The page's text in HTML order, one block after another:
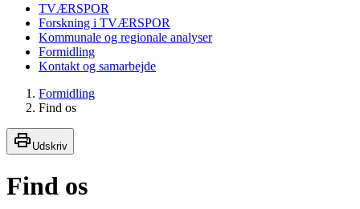
TVÆRSPOR
Forskning i TVÆRSPOR
Kommunale og regionale analyser
Formidling
Kontakt og samarbejde
Formidling
Find os
Udskriv
Find os